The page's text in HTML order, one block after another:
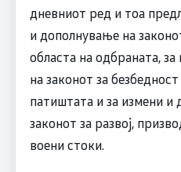
дневниот ред и тоа
и дополнување на
областа на одбраната,
на законот за
патиштата и за измени и
законот за развој,
воени стоки.